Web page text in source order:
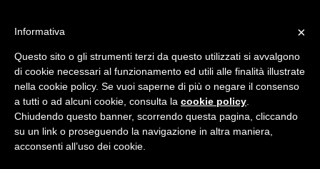
Circolo
Statuto e
Regolamenti
Storia
Ormeggi
Sede e Servizi
Attività
Safeguarding
×
Informativa
Questo sito o gli strumenti terzi da questo utilizzati si avvalgono
di cookie necessari al funzionamento ed utili alle finalità illustrate
nella cookie policy. Se vuoi saperne di più o negare il consenso
a tutti o ad alcuni cookie, consulta la cookie policy
Chiudendo questo banner, scorrendo questa pagina, cliccando
su un link o proseguendo la navigazione in altra maniera,
acconsenti all’uso dei cookie.